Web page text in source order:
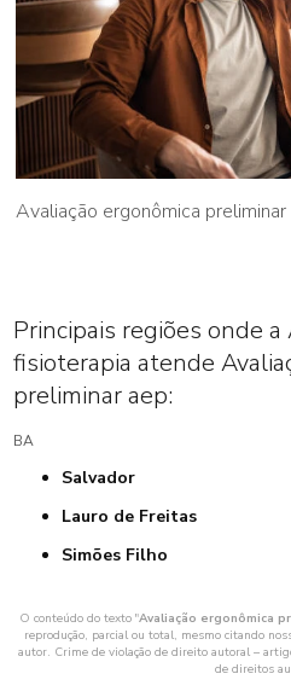
Avaliação ergonômica preliminar
Principais regiões onde
fisioterapia atende
preliminar aep:
BA
Salvador
Lauro de Freitas
Simões Filho
O conteúdo do texto "Avaliação ergonômica
reprodução, parcial ou total, mesmo citando
autor. Crime de violação de direito autoral –
de direitos